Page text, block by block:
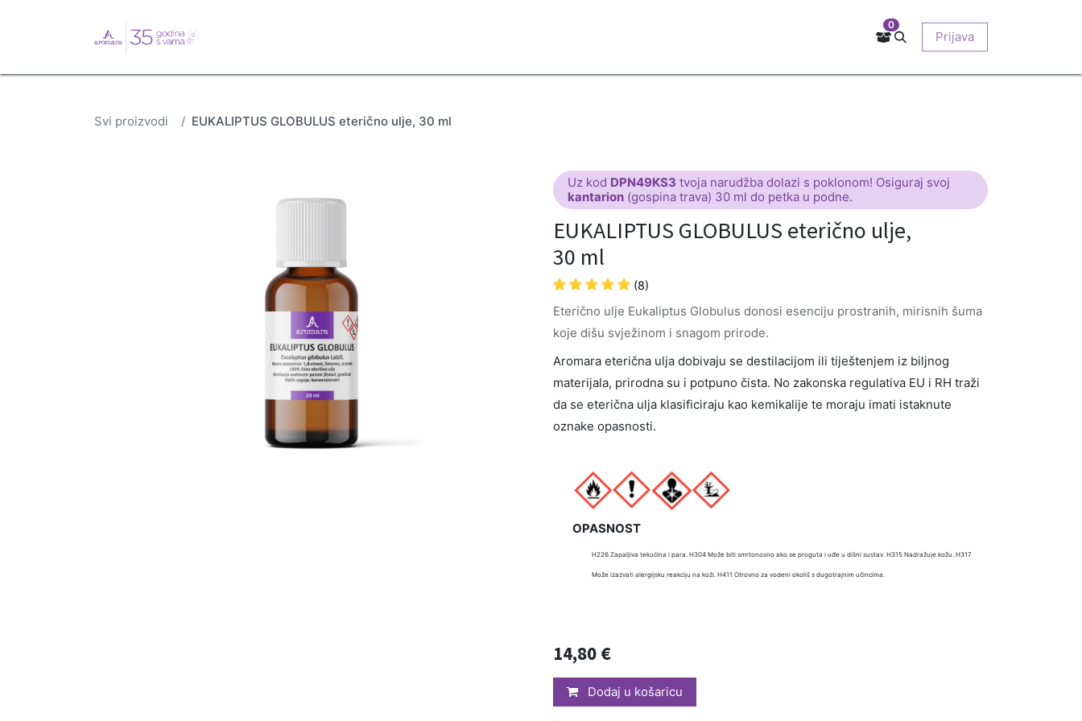
Prodajna mjesta EU-projekti
0
Prijava
Svi proizvodi EUKALIPTUS GLOBULUS eterično ulje, 30 ml
Uz kod DPN49KS3 tvoja narudžba dolazi s poklonom! Osiguraj svoj
kantarion (gospina trava) 30 ml do petka u podne.
EUKALIPTUS GLOBULUS eterično ulje,
30 ml
(8)
Eterično ulje Eukaliptus Globulus donosi esenciju prostranih, mirisnih šuma
koje dišu svježinom i snagom prirode.
Aromara eterična ulja dobivaju se destilacijom ili tiještenjem iz biljnog
materijala, prirodna su i potpuno čista. No zakonska regulativa EU i RH traži
da se eterična ulja klasificiraju kao kemikalije te moraju imati istaknute
oznake opasnosti.
OPASNOST
H226 Zapaljiva tekućina i para. H304 Može biti smrtonosno ako se proguta i uđe u dišni sustav. H315 Nadražuje kožu. H317
Može izazvati alergijsku reakciju na koži. H411 Otrovno za vodeni okoliš s dugotrajnim učincima.
14,80 €
Dodaj u košaricu